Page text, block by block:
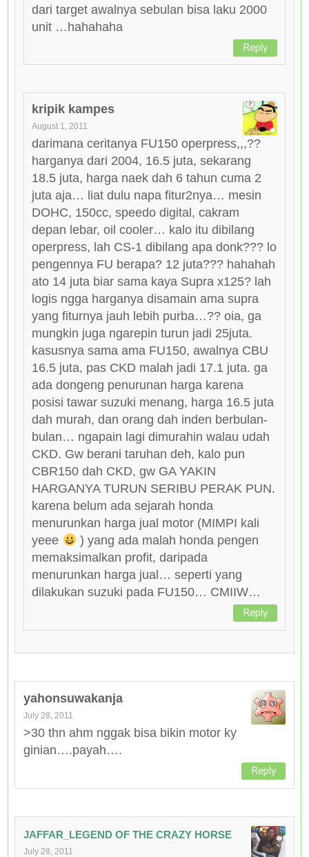
dari target awalnya sebulan bisa laku 2000
unit …hahahaha
Reply
kripik kampes
August 1, 2011
darimana ceritanya FU150 operpress,,,??
harganya dari 2004, 16.5 juta, sekarang
18.5 juta, harga naek dah 6 tahun cuma 2
juta aja… liat dulu napa fitur2nya… mesin
DOHC, 150cc, speedo digital, cakram
depan lebar, oil cooler… kalo itu dibilang
operpress, lah CS-1 dibilang apa donk??? lo
pengennya FU berapa? 12 juta??? hahahah
ato 14 juta biar sama kaya Supra x125? lah
logis ngga harganya disamain ama supra
yang fiturnya jauh lebih purba…?? oia, ga
mungkin juga ngarepin turun jadi 25juta.
kasusnya sama ama FU150, awalnya CBU
16.5 juta, pas CKD malah jadi 17.1 juta. ga
ada dongeng penurunan harga karena
posisi tawar suzuki menang, harga 16.5 juta
dah murah, dan orang dah inden berbulan-
bulan… ngapain lagi dimurahin walau udah
CKD. Gw berani taruhan deh, kalo pun
CBR150 dah CKD, gw GA YAKIN
HARGANYA TURUN SERIBU PERAK PUN.
karena belum ada sejarah honda
menurunkan harga jual motor (MIMPI kali
yeee
) yang ada malah honda pengen
memaksimalkan profit, daripada
menurunkan harga jual… seperti yang
dilakukan suzuki pada FU150… CMIIW…
Reply
yahonsuwakanja
July 28, 2011
>30 thn ahm nggak bisa bikin motor ky
ginian….payah….
Reply
JAFFAR_LEGEND OF THE CRAZY HORSE
July 28, 2011